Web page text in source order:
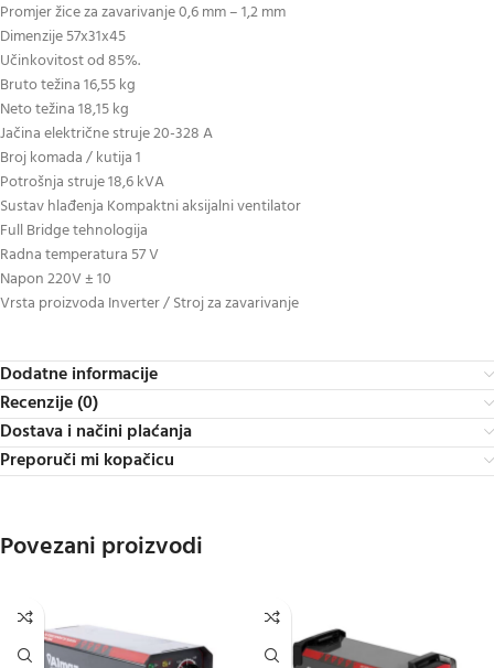
Promjer žice za zavarivanje 0,6 mm – 1,2 mm
Dimenzije 57x31x45
Učinkovitost od 85%.
Bruto težina 16,55 kg
Neto težina 18,15 kg
Jačina električne struje 20-328 A
Broj komada / kutija 1
Potrošnja struje 18,6 kVA
Sustav hlađenja Kompaktni aksijalni ventilator
Full Bridge tehnologija
Radna temperatura 57 V
Napon 220V ± 10
Vrsta proizvoda Inverter / Stroj za zavarivanje
Dodatne informacije
Recenzije (0)
Dostava i načini plaćanja
Preporuči mi kopačicu
Povezani proizvodi